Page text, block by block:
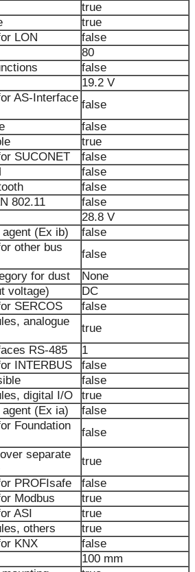
true
true
LON
false
80
false
19.2 V
AS-Interface
false
false
true
SUCONET
false
false
false
802.11
false
28.8 V
(Ex ib)
false
other bus
false
for dust
None
voltage)
DC
SERCOS
false
analogue
true
RS-485
1
INTERBUS
false
false
digital I/O
true
(Ex ia)
false
Foundation
false
separate
true
PROFIsafe
false
Modbus
true
ASI
true
others
true
KNX
false
100 mm